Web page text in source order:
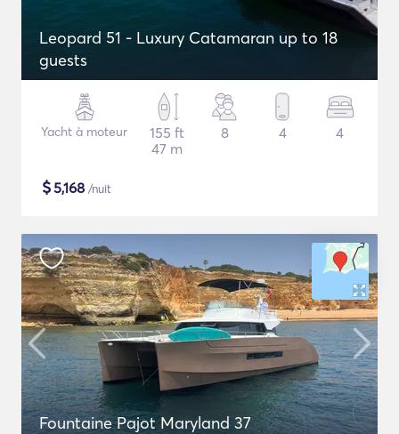
Leopard 51 - Luxury Catamaran up to 18
guests
Yacht à moteur
155 ft
47 m
8 4 4
$5,168 /nuit
Fountaine Pajot Maryland 37